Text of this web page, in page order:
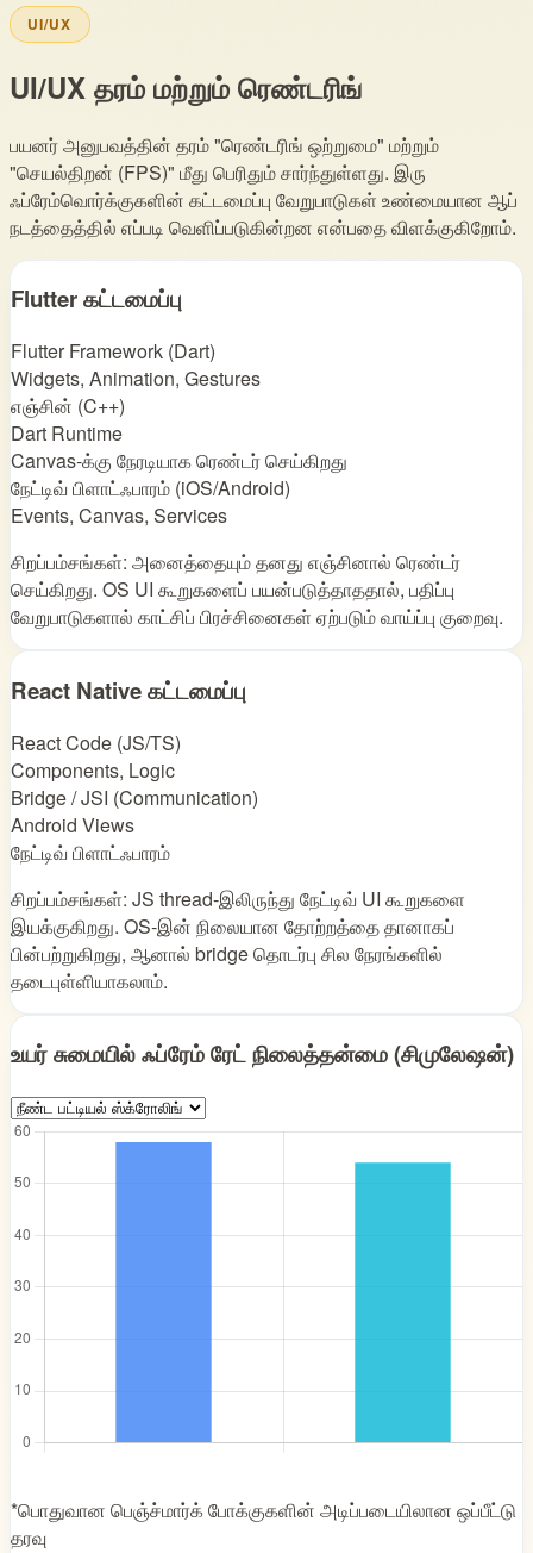
UI/UX
UI/UX தரம் மற்றும் ரெண்டரிங்
பயனர் அனுபவத்தின் தரம் "ரெண்டரிங் ஒற்றுமை" மற்றும்
"செயல்திறன் (FPS)" மீது பெரிதும் சார்ந்துள்ளது. இரு
ஃப்ரேம்வொர்க்குகளின் கட்டமைப்பு வேறுபாடுகள் உண்மையான ஆப்
நடத்தைத்தில் எப்படி வெளிப்படுகின்றன என்பதை விளக்குகிறோம்.
Flutter கட்டமைப்பு
Flutter Framework (Dart)
Widgets, Animation, Gestures
எஞ்சின் (C++)
Dart Runtime
Canvas‑க்கு நேரடியாக ரெண்டர் செய்கிறது
நேட்டிவ் பிளாட்ஃபாரம் (iOS/Android)
Events, Canvas, Services
சிறப்பம்சங்கள்: அனைத்தையும் தனது எஞ்சினால் ரெண்டர்
செய்கிறது. OS UI கூறுகளைப் பயன்படுத்தாததால், பதிப்பு
வேறுபாடுகளால் காட்சிப் பிரச்சினைகள் ஏற்படும் வாய்ப்பு குறைவு.
React Native கட்டமைப்பு
React Code (JS/TS)
Components, Logic
Bridge / JSI (Communication)
Android Views
நேட்டிவ் பிளாட்ஃபாரம்
சிறப்பம்சங்கள்: JS thread‑இலிருந்து நேட்டிவ் UI கூறுகளை
இயக்குகிறது. OS‑இன் நிலையான தோற்றத்தை தானாகப்
பின்பற்றுகிறது, ஆனால் bridge தொடர்பு சில நேரங்களில்
தடைபுள்ளியாகலாம்.
உயர் சுமையில் ஃப்ரேம் ரேட் நிலைத்தன்மை (சிமுலேஷன்)
*பொதுவான பெஞ்ச்மார்க் போக்குகளின் அடிப்படையிலான ஒப்பீட்டு
தரவு